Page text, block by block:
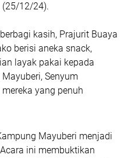
(25/12/24).
kasih, Prajurit Buaya
berisi aneka snack,
layak pakai kepada
Senyum
yang penuh
Mayuberi menjadi
ini membuktikan